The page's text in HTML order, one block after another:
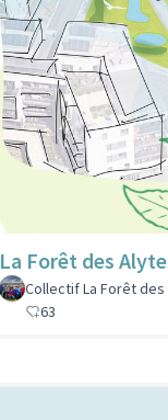
La Forêt des
Collectif La Forêt
63